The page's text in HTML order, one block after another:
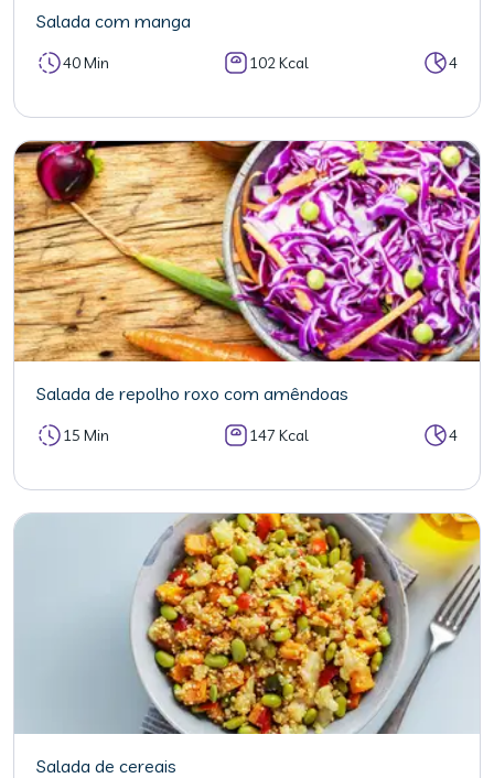
Salada com manga
40 Min 102 Kcal 4
Salada de repolho roxo com amêndoas
15 Min 147 Kcal 4
Salada de cereais